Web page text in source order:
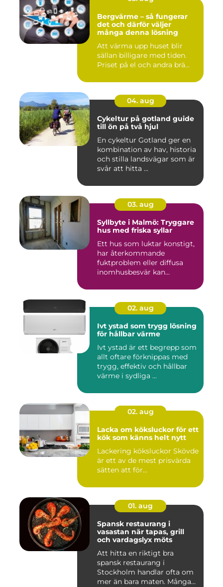
Bergvärme – så fungerar
det och därför väljer
många denna lösning
Att värma upp huset blir
sällan billigare med tiden.
Priset på el och andra brä...
04. aug
Cykeltur på gotland guide
till ön på två hjul
En cykeltur Gotland ger en
kombination av hav, historia
och stilla landsvägar som är
svår att hitta ...
03. aug
Syllbyte i Malmö: Tryggare
hus med friska syllar
Ett hus som luktar konstigt,
har återkommande
fuktproblem eller diffusa
inomhusbesvär kan...
02. aug
Ivt ystad som trygg lösning
för hållbar värme
Ivt ystad är ett begrepp som
allt oftare förknippas med
trygg, effektiv och hållbar
värme i sydliga ...
02. aug
Lacka om köksluckor för ett
kök som känns helt nytt
Lackering köksluckor Skövde
är ett av de mest prisvärda
sätten att för...
01. aug
Spansk restaurang i
vasastan när tapas, grill
och vardagslyx möts
Att hitta en riktigt bra
spansk restaurang i
Stockholm handlar ofta om
mer än bara maten. Många